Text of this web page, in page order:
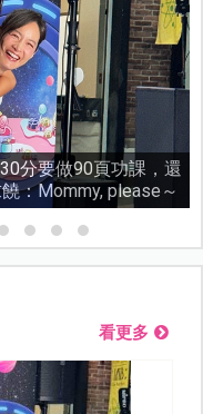
健保！36.5萬名兒少
看更多